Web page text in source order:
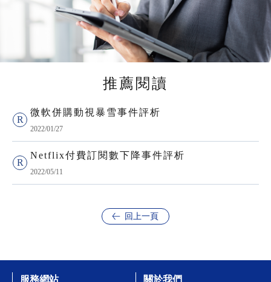
推薦閱讀
微軟併購動視暴雪事件評析
2022/01/27
Netflix付費訂閱數下降事件評析
2022/05/11
回上一頁
服務網站 關於我們